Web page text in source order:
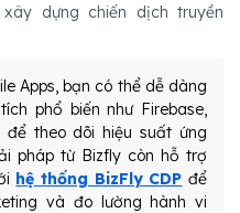
dựng chiến dịch truyền
Apps, bạn có thể dễ dàng
phổ biến như Firebase,
để theo dõi hiệu suất ứng
pháp từ Bizfly còn hỗ trợ
hệ thống BizFly CDP để
và đo lường hành vi